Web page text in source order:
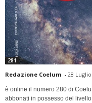
281
Redazione Coelum - 28
è online il numero 280 di
abbonati in possesso del